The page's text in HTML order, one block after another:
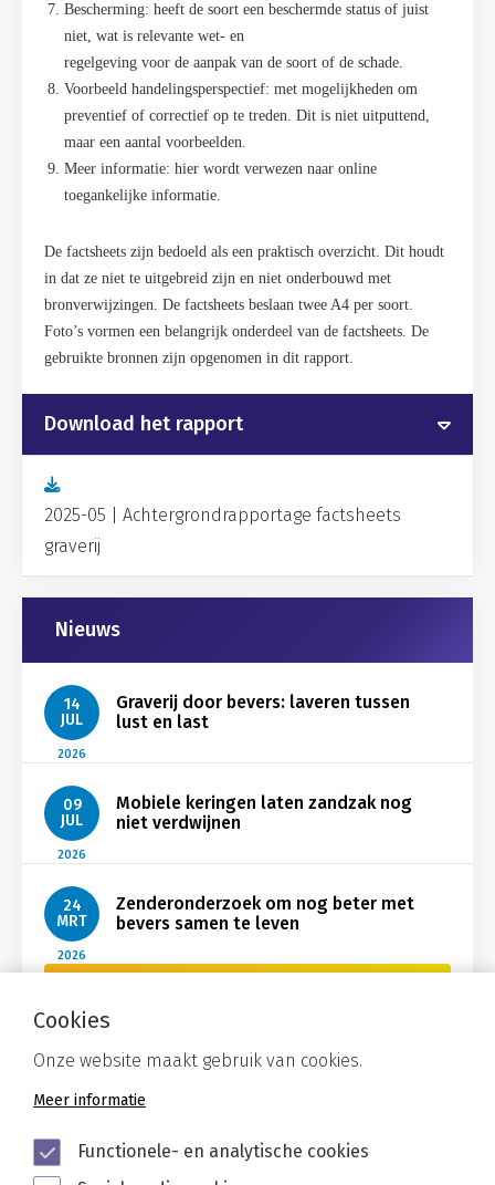
Bescherming: heeft de soort een beschermde status of juist
niet, wat is relevante wet- en
regelgeving voor de aanpak van de soort of de schade.
Voorbeeld handelingsperspectief: met mogelijkheden om
preventief of correctief op te treden. Dit is niet uitputtend,
maar een aantal voorbeelden.
Meer informatie: hier wordt verwezen naar online
toegankelijke informatie.
De factsheets zijn bedoeld als een praktisch overzicht. Dit houdt
in dat ze niet te uitgebreid zijn en niet onderbouwd met
bronverwijzingen. De factsheets beslaan twee A4 per soort.
Foto’s vormen een belangrijk onderdeel van de factsheets. De
gebruikte bronnen zijn opgenomen in dit rapport.
Download het rapport
2025-05 | Achtergrondrapportage factsheets
graverij
Gerelateerd
Nieuws
14
JUL
2026
Graverij door bevers: laveren tussen
lust en last
09
JUL
2026
Mobiele keringen laten zandzak nog
niet verdwijnen
24
MRT
2026
Zenderonderzoek om nog beter met
bevers samen te leven
Cookies
Onze website maakt gebruik van cookies.
Meer informatie
Functionele- en analytische cookies